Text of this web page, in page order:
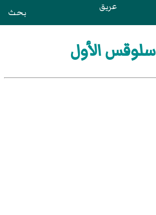
عريق بحث
سلوقس الأول